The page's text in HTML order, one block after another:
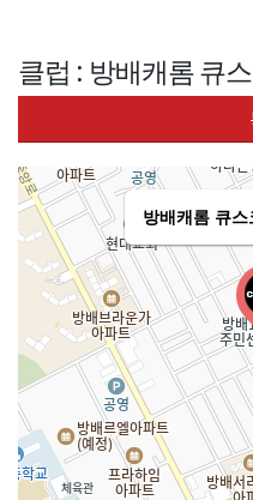
클럽 : 방배캐롬 큐
방배캐롬 큐